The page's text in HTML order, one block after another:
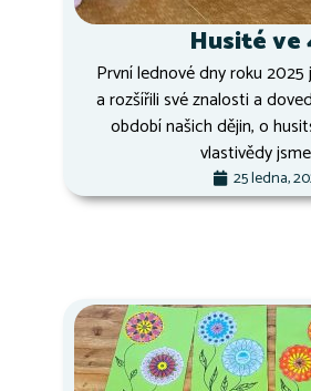
Husité ve
První lednové dny roku 2025
a rozšířili své znalosti a
období našich dějin, o
vlastivědy
25 ledna,